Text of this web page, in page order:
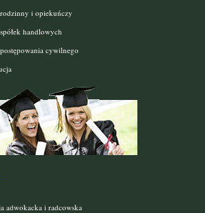
i opiekuńczy
handlowych
cywilnego
adwokacka i radcowska